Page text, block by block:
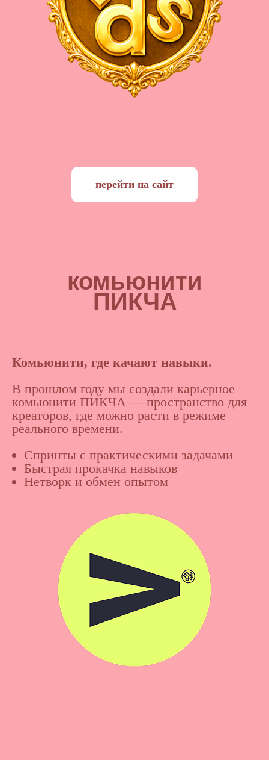
перейти на сайт
комьюнити
ПИКЧА
Комьюнити, где качают навыки.
В прошлом году мы создали карьерное
комьюнити ПИКЧА — пространство для
креаторов, где можно расти в режиме
реального времени.
Спринты с практическими задачами
Быстрая прокачка навыков
Нетворк и обмен опытом